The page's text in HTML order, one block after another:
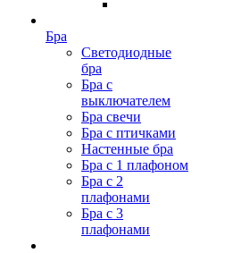
Бра
Светодиодные
бра
Бра с
выключателем
Бра свечи
Бра с птичками
Настенные бра
Бра с 1 плафоном
Бра с 2
плафонами
Бра с 3
плафонами